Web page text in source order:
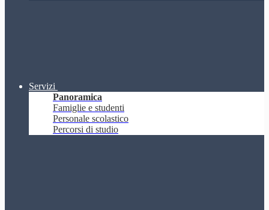
Servizi
Panoramica
Famiglie e studenti
Personale scolastico
Percorsi di studio